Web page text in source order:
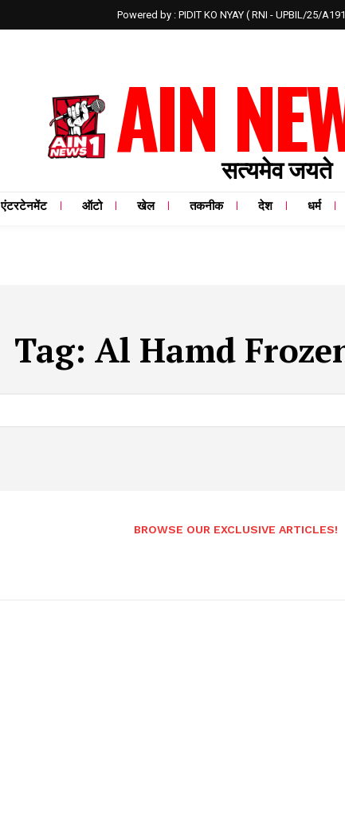
Powered by : PIDIT KO NYAY ( RNI - UPBIL/25/
AIN
सत्यमेव जयते
एंटरटेनमेंट ऑटो खेल तकनीक देश धर्म
Tag: Al Hamd
BROWSE OUR EXCLUSIVE ARTICLES!